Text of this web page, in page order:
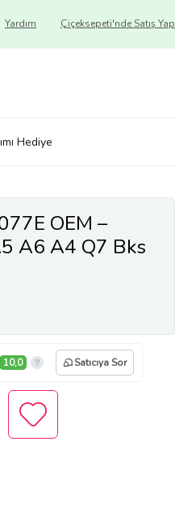
Çiçeksepeti'nde Satış Yap
Yardım
Hediye
OEM –
A6 A4 Q7 Bks
10,0 Satıcıya Sor